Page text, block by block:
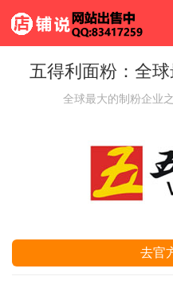
五得利面粉：全
全球最大的制粉企业
去官